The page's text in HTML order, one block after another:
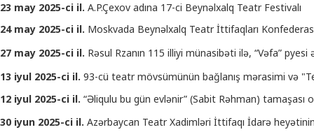
23 may 2025-ci il. A.P.Çexov adına 17-ci Beynəlxalq Teatr Festivalı
24 may 2025-ci il. Moskvada Beynəlxalq Teatr İttifaqları
27 may 2025-ci il. Rəsul Rzanın 115 illiyi münasibəti ilə, “Vəfa” pyesi
13 iyul 2025-ci il. 93-cü teatr mövsümünün bağlanış mərasimi və
12 iyul 2025-ci il. “Əliqulu bu gün evlənir” (Sabit Rəhman) tamaşası
30 iyun 2025-ci il. Azərbaycan Teatr Xadimləri İttifaqı İdarə